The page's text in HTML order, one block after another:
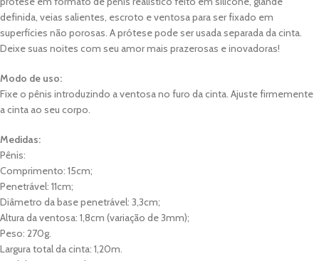
definida, veias salientes, escroto e ventosa para ser fixado em
superfícies não porosas. A prótese pode ser usada separada da cinta.
Deixe suas noites com seu amor mais prazerosas e inovadoras!
Modo de uso:
Fixe o pênis introduzindo a ventosa no furo da cinta. Ajuste firmemente
a cinta ao seu corpo.
Medidas:
Pênis:
Comprimento: 15cm;
Penetrável: 11cm;
Diâmetro da base penetrável: 3,3cm;
Altura da ventosa: 1,8cm (variação de 3mm);
Peso: 270g.
Largura total da cinta: 1,20m.